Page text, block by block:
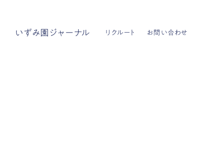
いずみ園ジャーナル リクルート お問い合わせ